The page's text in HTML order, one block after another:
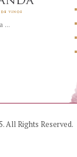
...
All Rights Reserved.